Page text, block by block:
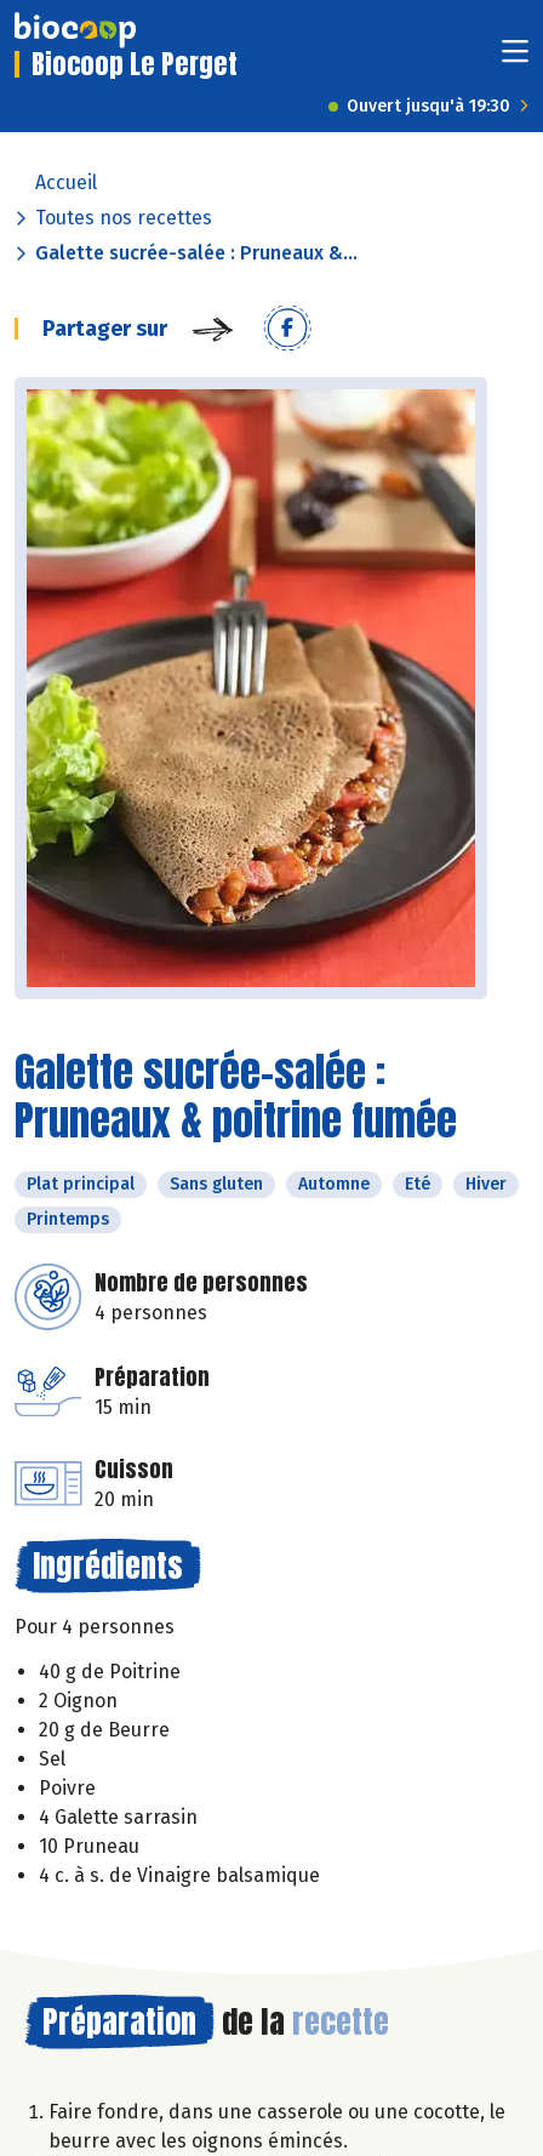
Biocoop Le Perget
Ouvert jusqu'à 19:30
Accueil
Toutes nos recettes
Galette sucrée-salée : Pruneaux &...
Partager sur
Galette sucrée-salée :
Pruneaux & poitrine fumée
Plat principal Sans gluten Automne Eté
Hiver
Printemps
Nombre de personnes
4 personnes
Préparation
15 min
Cuisson
20 min
Ingrédients
Pour 4 personnes
40 g de Poitrine
2 Oignon
20 g de Beurre
Sel
Poivre
4 Galette sarrasin
10 Pruneau
4 c. à s. de Vinaigre balsamique
Préparation de la recette
Faire fondre, dans une casserole ou une cocotte, le
beurre avec les oignons émincés.